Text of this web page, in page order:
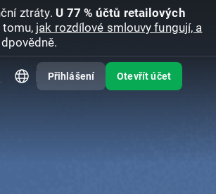
ztráty. U 77 % účtů retailových
jak rozdílové smlouvy fungují, a
Přihlášení Otevřít účet